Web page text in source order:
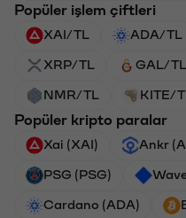
Popüler işlem çiftleri
XAI/TL ADA/TL
XRP/TL GAL/TL
NMR/TL KITE/
Popüler kripto paralar
Xai (XAI) Ankr
PSG (PSG)
Cardano (ADA)